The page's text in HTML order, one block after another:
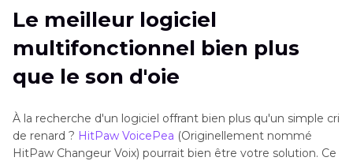
Le meilleur logiciel
multifonctionnel bien plus
que le son d'oie
À la recherche d'un logiciel offrant bien plus qu'un simple cri
de renard ? HitPaw VoicePea (Originellement nommé
HitPaw Changeur Voix) pourrait bien être votre solution. Ce